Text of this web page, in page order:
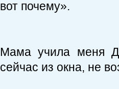
вот почему».
Мама учила меня
сейчас из окна, не